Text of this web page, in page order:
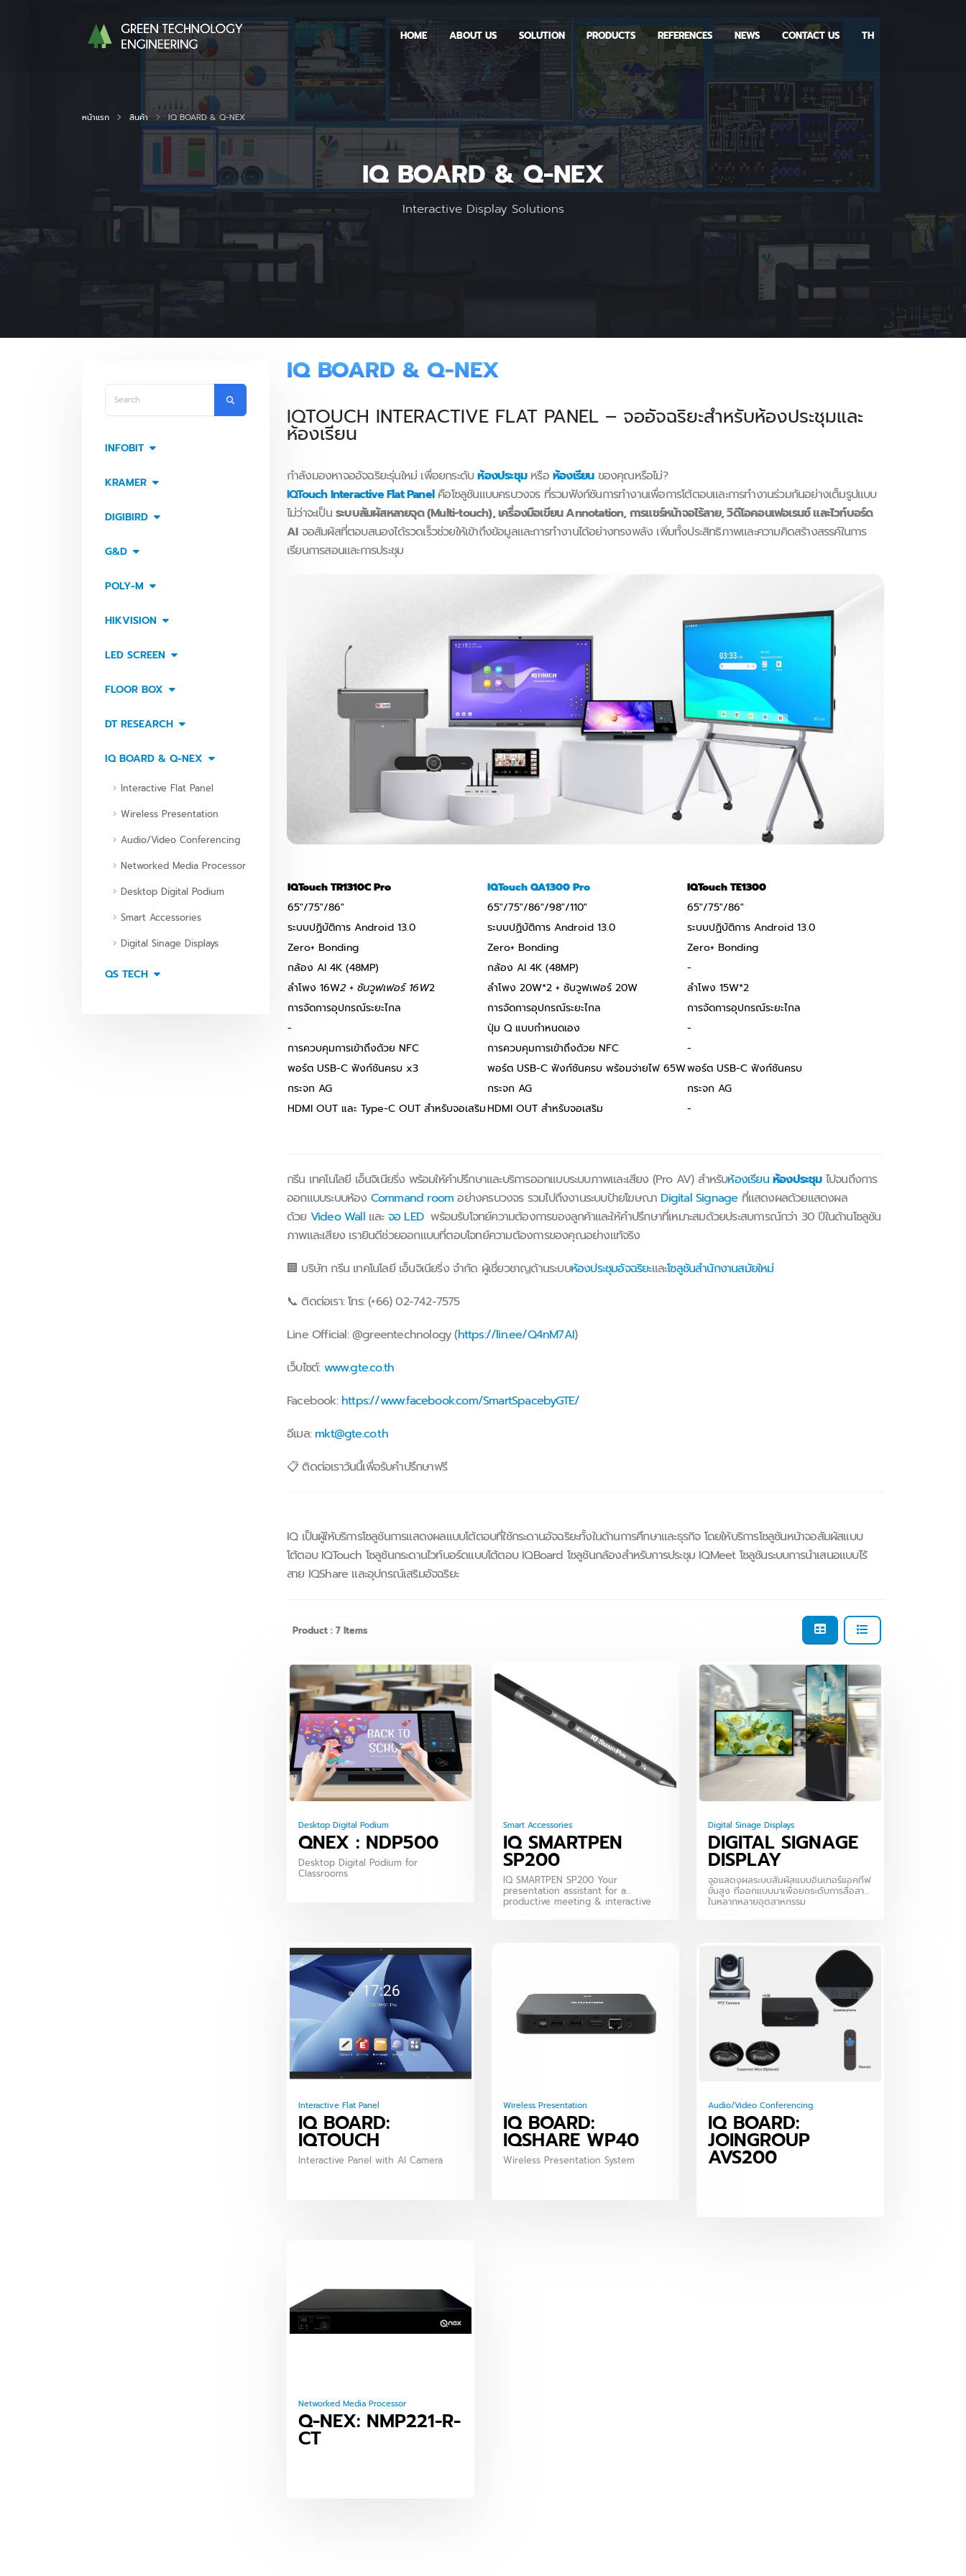
HOME ABOUT US SOLUTION PRODUCTS REFERENCES NEWS CONTACT US TH
หน้าแรก สินค้า IQ BOARD & Q-NEX
IQ BOARD & Q-NEX
Interactive Display Solutions
INFOBIT
KRAMER
DIGIBIRD
G&D
POLY-M
HIKVISION
LED SCREEN
FLOOR BOX
DT RESEARCH
IQ BOARD & Q-NEX
Interactive Flat Panel
Wireless Presentation
Audio/Video Conferencing
Networked Media Processor
Desktop Digital Podium
Smart Accessories
Digital Sinage Displays
QS TECH
IQ BOARD & Q-NEX
IQTOUCH INTERACTIVE FLAT PANEL – จออัจฉริยะสำหรับห้องประชุมและ
ห้องเรียน
กำลังมองหาจออัจฉริยะรุ่นใหม่ เพื่อยกระดับห้องประชุมหรือห้องเรียนของคุณหรือไม่?
IQTouch Interactive Flat Panel คือโซลูชันแบบครบวงจร ที่รวมฟังก์ชันการทำงานเพื่อการโต้ตอบและการทำงานร่วมกันอย่างเต็มรูปแบบ
ไม่ว่าจะเป็น ระบบสัมผัสหลายจุด (Multi-touch), เครื่องมือเขียน Annotation, การแชร์หน้าจอไร้สาย, วิดีโอคอนเฟอเรนซ์ และไวท์บอร์ด
AIจอสัมผัสที่ตอบสนองได้รวดเร็วช่วยให้เข้าถึงข้อมูลและการทำงานได้อย่างทรงพลัง เพิ่มทั้งประสิทธิภาพและความคิดสร้างสรรค์ในการ
เรียนการสอนและการประชุม
IQTouch TR1310C Pro IQTouch QA1300 Pro
IQTouch TE1300
65"/75"/86"
65"/75"/86"/98"/110"
65"/75"/86"
ระบบปฏิบัติการ Android 13.0
ระบบปฏิบัติการ Android 13.0
ระบบปฏิบัติการ Android 13.0
Zero+ Bonding
Zero+ Bonding
Zero+ Bonding
กล้อง AI 4K (48MP)
กล้อง AI 4K (48MP)
-
ลำโพง 16W2 + ซับวูฟเฟอร์ 16W2 ลำโพง 20W*2 + ซับวูฟเฟอร์ 20W
ลำโพง 15W*2
การจัดการอุปกรณ์ระยะไกล
การจัดการอุปกรณ์ระยะไกล
การจัดการอุปกรณ์ระยะไกล
-
ปุ่ม Q แบบกำหนดเอง
-
การควบคุมการเข้าถึงด้วย NFC
การควบคุมการเข้าถึงด้วย NFC
-
พอร์ต USB-C ฟังก์ชันครบ x3
พอร์ต USB-C ฟังก์ชันครบ พร้อมจ่ายไฟ 65Wพอร์ต USB-C ฟังก์ชันครบ
กระจก AG
กระจก AG
กระจก AG
HDMI OUT และ Type-C OUT สำหรับจอเสริมHDMI OUT สำหรับจอเสริม -
กรีน เทคโนโลยี เอ็นจิเนียริ่ง พร้อมให้คำปรึกษาและบริการออกแบบระบบภาพและเสียง (Pro AV) สำหรับห้องเรียน ห้องประชุมไปจนถึงการ
ออกแบบระบบห้อง Command room อย่างครบวงจร รวมไปถึงงานระบบป้ายโฆษณา Digital Signage ที่แสดงผลด้วยแสดงผล
ด้วย Video Wallและ จอ LEDพร้อมรับโจทย์ความต้องการของลูกค้าและให้คำปรึกษาที่เหมาะสมด้วยประสบการณ์กว่า 30 ปีในด้านโซลูชัน
ภาพและเสียง เรายินดีช่วยออกแบบที่ตอบโจทย์ความต้องการของคุณอย่างแท้จริง
🏢 บริษัท กรีน เทคโนโลยี เอ็นจิเนียริ่ง จำกัด ผู้เชี่ยวชาญด้านระบบห้องประชุมอัจฉริยะและโซลูชันสำนักงานสมัยใหม่
📞 ติดต่อเรา: โทร: (+66) 02-742-7575
Line Official: @greentechnology (https://lin.ee/Q4nM7AI)
เว็บไซต์: www.gte.co.th
Facebook: https://www.facebook.com/SmartSpacebyGTE/
อีเมล: mkt@gte.co.th
📋 ติดต่อเราวันนี้เพื่อรับคำปรึกษาฟรี
IQ เป็นผู้ให้บริการโซลูชันการแสดงผลแบบโต้ตอบที่ใช้กระดานอัจฉริยะทั้งในด้านการศึกษาและธุรกิจ โดยให้บริการโซลูชันหน้าจอสัมผัสแบบ
โต้ตอบ IQTouch โซลูชันกระดานไวท์บอร์ดแบบโต้ตอบ IQBoard โซลูชันกล้องสำหรับการประชุม IQMeet โซลูชันระบบการนำเสนอแบบไร้
สาย IQShare และอุปกรณ์เสริมอัจฉริยะ
Product : 7 Items
Desktop Digital Podium
QNEX : NDP500
Desktop Digital Podium for
Classrooms
Smart Accessories
IQ SMARTPEN
SP200
IQ SMARTPEN SP200 Your
presentation assistant for a
productive meeting & interactive
Digital Sinage Displays
DIGITAL SIGNAGE
DISPLAY
จอแสดงผลระบบสัมผัสแบบอินเทอร์แอคทีฟ
ขั้นสูง ที่ออกแบบมาเพื่อยกระดับการสื่อสาร
ในหลากหลายอุตสาหกรรม
Interactive Flat Panel
IQ BOARD:
IQTOUCH
Interactive Panel with AI Camera
Wireless Presentation
IQ BOARD:
IQSHARE WP40
Wireless Presentation System
Audio/Video Conferencing
IQ BOARD:
JOINGROUP
AVS200
Networked Media Processor
Q-NEX: NMP221-R-
CT